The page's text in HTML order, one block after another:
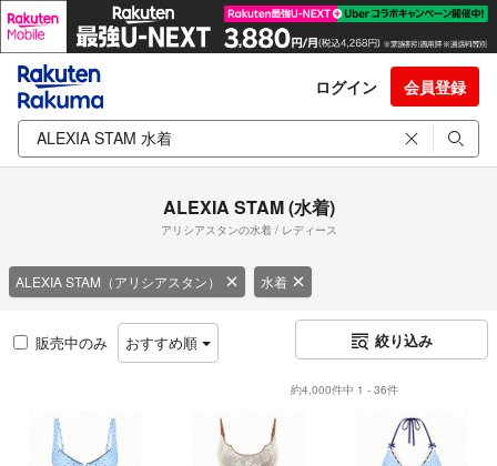
ログイン 会員登録
ALEXIA STAM (水着)
アリシアスタンの水着 / レディース
ALEXIA STAM（アリシアスタン） 水着
販売中のみ おすすめ順 絞り込み
約4,000件中 1 - 36件